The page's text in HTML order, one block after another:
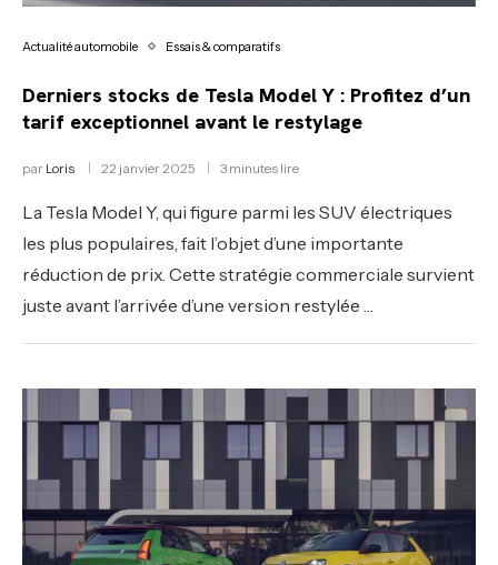
Actualité automobile Essais & comparatifs
Derniers stocks de Tesla Model Y : Profitez d’un
tarif exceptionnel avant le restylage
par Loris 22 janvier 2025 3 minutes lire
La Tesla Model Y, qui figure parmi les SUV électriques
les plus populaires, fait l’objet d’une importante
réduction de prix. Cette stratégie commerciale survient
juste avant l’arrivée d’une version restylée …